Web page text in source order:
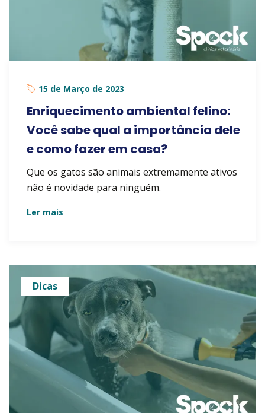
15 de Março de 2023
Enriquecimento ambiental felino:
Você sabe qual a importância dele
e como fazer em casa?
Que os gatos são animais extremamente ativos
não é novidade para ninguém.
Ler mais
Dicas